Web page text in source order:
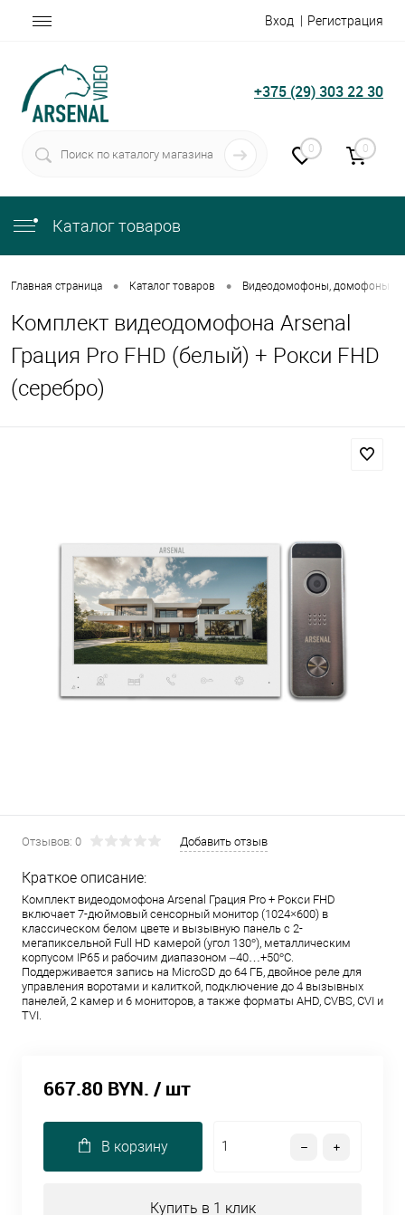
Вход Регистрация
+375 (29) 303 22 30
0 0
Каталог товаров
Главная страница • Каталог товаров • Видеодомофоны, домофоны
Комплект видеодомофона Arsenal
Грация Pro FHD (белый) + Рокси FHD
(серебро)
Отзывов: 0 Добавить отзыв
Краткое описание:
Комплект видеодомофона Arsenal Грация Pro + Рокси FHD
включает 7-дюймовый сенсорный монитор (1024×600) в
классическом белом цвете и вызывную панель с 2-
мегапиксельной Full HD камерой (угол 130°), металлическим
корпусом IP65 и рабочим диапазоном –40…+50°C.
Поддерживается запись на MicroSD до 64 ГБ, двойное реле для
управления воротами и калиткой, подключение до 4 вызывных
панелей, 2 камер и 6 мониторов, а также форматы AHD, CVBS, CVI и
TVI.
667.80 BYN. / шт
В корзину
Купить в 1 клик